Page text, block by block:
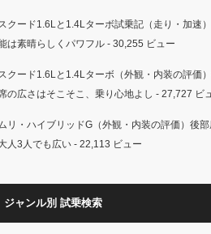
クード1.6Lと1.4Lターボ試乗記（走り・加速
は素晴らしくパワフル- 30,255 ビュー
クード1.6Lと1.4Lターボ（外観・内装の評価
の広さはそこそこ、乗り心地よし - 27,727 ビ
リ・ハイブリッドG（外観・内装の評価）後
人3人でも広い- 22,113 ビュー
ジャンル別 試乗検索